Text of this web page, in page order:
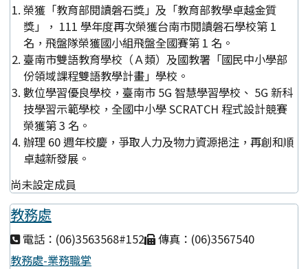
榮獲「教育部閱讀磐石獎」及「教育部教學卓越金質
獎」， 111 學年度再次榮獲台南市閱讀磐石學校第 1
名，飛盤隊榮獲國小組飛盤全國賽第 1 名。
臺南市雙語教育學校（Ａ類）及國教署「國民中小學部
份領域課程雙語教學計畫」學校。
數位學習優良學校，臺南市 5G 智慧學習學校、 5G 新科
技學習示範學校，全國中小學 SCRATCH 程式設計競賽
榮獲第 3 名。
辦理 60 週年校慶，爭取人力及物力資源挹注，再創和順
卓越新發展。
尚未設定成員
教務處
電話：(06)3563568#152
傳真：(06)3567540
教務處-業務職掌